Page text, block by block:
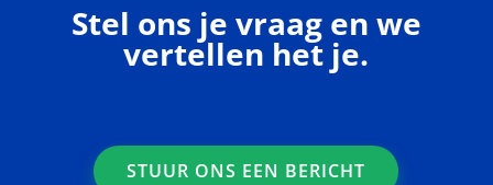
Stel ons je vraag en we
vertellen het je.
STUUR ONS EEN BERICHT